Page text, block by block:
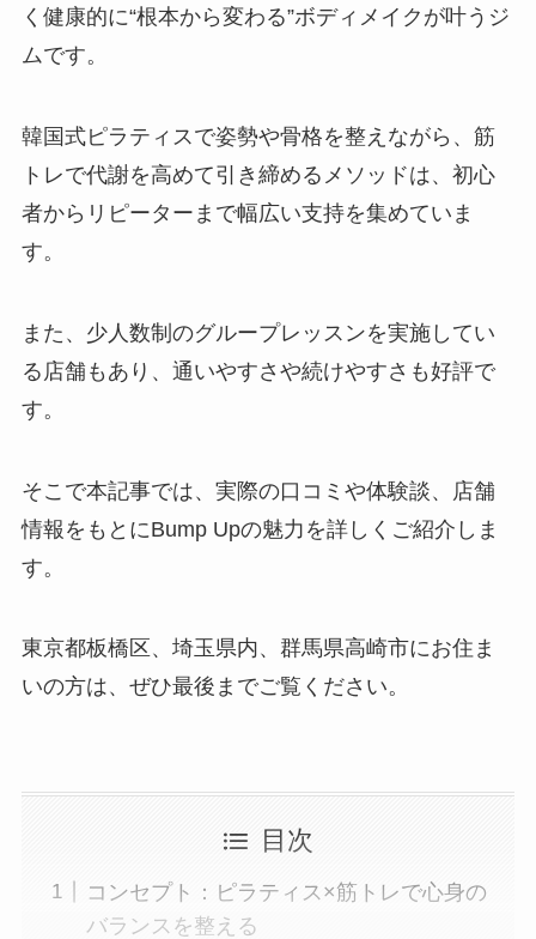
く健康的に“根本から変わる”ボディメイクが叶うジ
ムです。
韓国式ピラティスで姿勢や骨格を整えながら、筋
トレで代謝を高めて引き締めるメソッドは、初心
者からリピーターまで幅広い支持を集めていま
す。
また、少人数制のグループレッスンを実施してい
る店舗もあり、通いやすさや続けやすさも好評で
す。
そこで本記事では、実際の口コミや体験談、店舗
情報をもとにBump Upの魅力を詳しくご紹介しま
す。
東京都板橋区、埼玉県内、群馬県高崎市にお住ま
いの方は、ぜひ最後までご覧ください。
目次
コンセプト：ピラティス×筋トレで心身の
バランスを整える